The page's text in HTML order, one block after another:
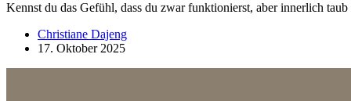
Kennst du das Gefühl, dass du zwar funktionierst, aber innerlich
Christiane Dajeng
17. Oktober 2025